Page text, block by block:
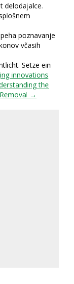
delodajalce.
poznavanje
včasih
Setze ein
innovations
the
→